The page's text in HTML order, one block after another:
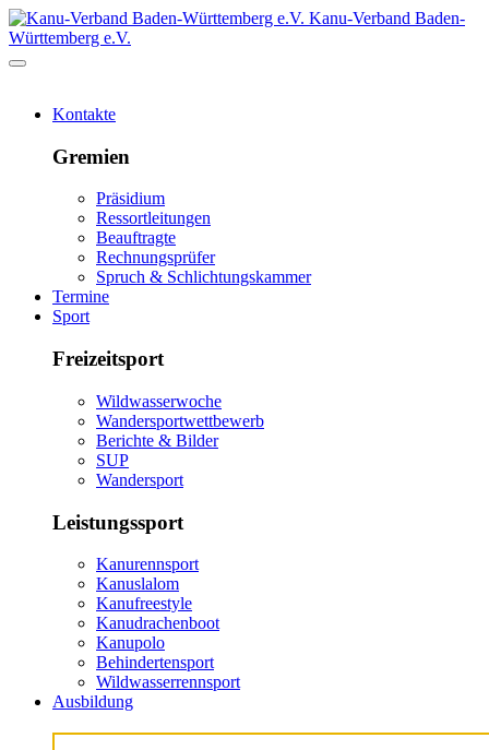
Kanu-Verband Baden-
Württemberg e.V.
Kontakte
Gremien
Präsidium
Ressortleitungen
Beauftragte
Rechnungsprüfer
Spruch & Schlichtungskammer
Termine
Sport
Freizeitsport
Wildwasserwoche
Wandersportwettbewerb
Berichte & Bilder
SUP
Wandersport
Leistungssport
Kanurennsport
Kanuslalom
Kanufreestyle
Kanudrachenboot
Kanupolo
Behindertensport
Wildwasserrennsport
Ausbildung